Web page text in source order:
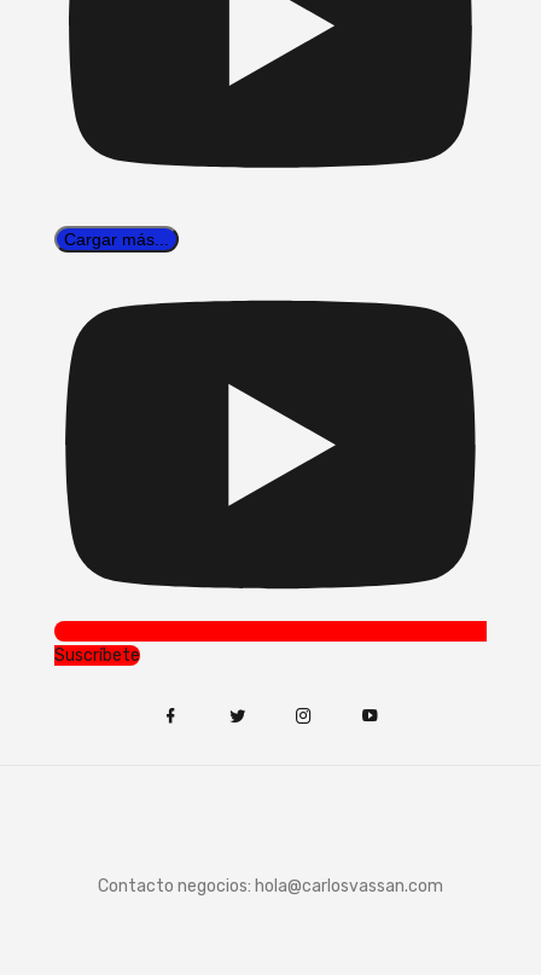
Cargar más...
Suscríbete
Contacto negocios: hola@carlosvassan.com